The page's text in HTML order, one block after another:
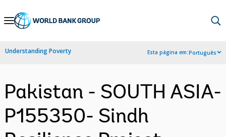
Skip
Navigation
Understanding Poverty Esta página em:Português
Pakistan - SOUTH ASIA-
P155350- Sindh